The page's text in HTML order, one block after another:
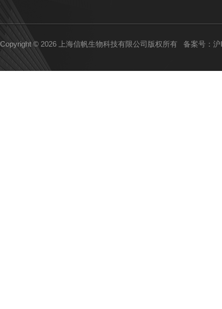
Copyright © 2026 上海信帆生物科技有限公司版权所有 备案号：